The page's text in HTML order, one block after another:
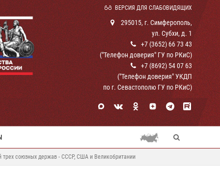
ВЕРСИЯ ДЛЯ СЛАБОВИДЯЩИХ
295015, г. Симферополь,
ул. Субхи, д. 1
+7 (3652) 66 73 43
("Телефон доверия" ГУ по РКиС)
+7 (8692) 54 07 63
("Телефон доверия" УКДП
по г. Севастополю ГУ по РКиС)
трех союзных держав - СССР, США и Великобритании